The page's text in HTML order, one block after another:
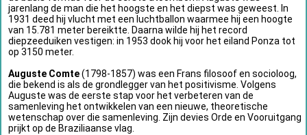
jarenlang de man die het hoogste en het diepst was geweest. In
1931 deed hij vlucht met een luchtballon waarmee hij een hoogte
van 15.781 meter bereiktte. Daarna wilde hij het record
diepzeeduiken vestigen: in 1953 dook hij voor het eiland Ponza tot
op 3150 meter.
Auguste Comte(1798-1857) was een Frans filosoof en socioloog,
die bekend is als de grondlegger van het positivisme. Volgens
Auguste was de eerste stap voor het verbeteren van de
samenleving het ontwikkelen van een nieuwe, theoretische
wetenschap over die samenleving. Zijn devies Orde en Vooruitgang
prijkt op de Braziliaanse vlag.